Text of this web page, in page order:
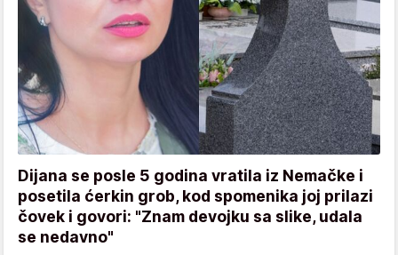
Dijana se posle 5 godina vratila iz Nemačke i
posetila ćerkin grob, kod spomenika joj prilazi
čovek i govori: "Znam devojku sa slike, udala
se nedavno"